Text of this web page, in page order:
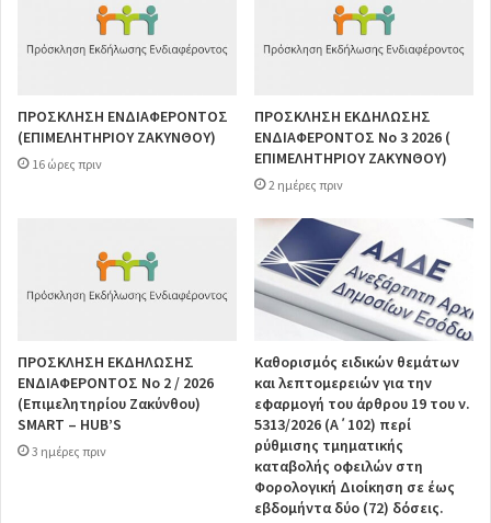
ΠΡΟΣΚΛΗΣΗ ΕΝΔΙΑΦΕΡΟΝΤΟΣ
(ΕΠΙΜΕΛΗΤΗΡΙΟΥ ΖΑΚΥΝΘΟΥ)
16 ώρες πριν
ΠΡΟΣΚΛΗΣΗ ΕΚΔΗΛΩΣΗΣ
ΕΝΔΙΑΦΕΡΟΝΤΟΣ Νο 3 2026 (
ΕΠΙΜΕΛΗΤΗΡΙΟΥ ΖΑΚΥΝΘΟΥ)
2 ημέρες πριν
ΠΡΟΣΚΛΗΣΗ ΕΚΔΗΛΩΣΗΣ
ΕΝΔΙΑΦΕΡΟΝΤΟΣ Νο 2 / 2026
(Επιμελητηρίου Ζακύνθου)
SMART – HUB’S
3 ημέρες πριν
Καθορισμός ειδικών θεμάτων
και λεπτομερειών για την
εφαρμογή του άρθρου 19 του ν.
5313/2026 (Α΄102) περί
ρύθμισης τμηματικής
καταβολής οφειλών στη
Φορολογική Διοίκηση σε έως
εβδομήντα δύο (72) δόσεις.